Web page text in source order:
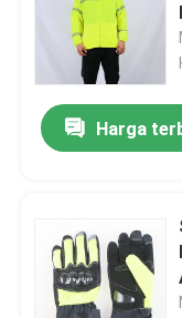
Tentang kami
Tur Pabrik
Kontrol kualitas
Hubungi kami
Permintaan
Harga